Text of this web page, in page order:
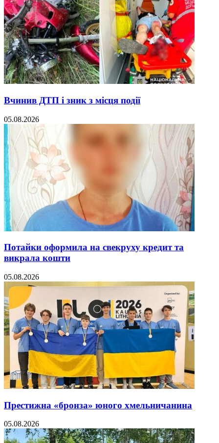
Вчинив ДТП і зник з місця події
05.08.2026
Потайки оформила на свекруху кредит та
викрала кошти
05.08.2026
Престижна «бронза» юного хмельничанина
05.08.2026